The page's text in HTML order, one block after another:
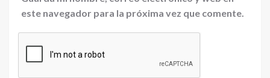
este navegador para la próxima vez que comente.